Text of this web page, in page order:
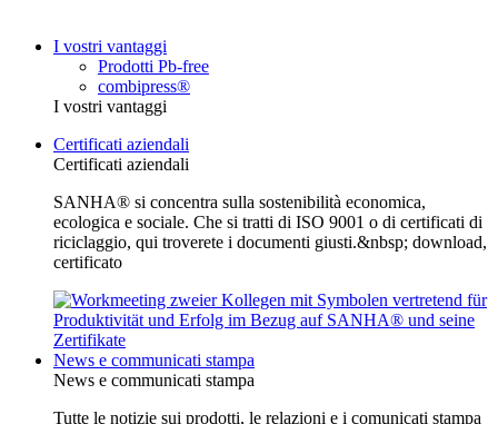
I vostri vantaggi
Prodotti Pb-free
combipress®
I vostri vantaggi
Certificati aziendali
Certificati aziendali
SANHA® si concentra sulla sostenibilità economica,
ecologica e sociale. Che si tratti di ISO 9001 o di certificati di
riciclaggio, qui troverete i documenti giusti.&nbsp; download,
certificato
News e communicati stampa
News e communicati stampa
Tutte le notizie sui prodotti, le relazioni e i comunicati stampa